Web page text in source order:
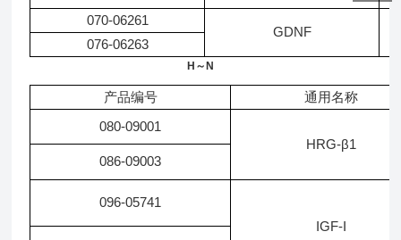
070-06261
GDNF
076-06263
H～N
产品编号
通用名称
080-09001
HRG-β1
086-09003
096-05741
IGF-I